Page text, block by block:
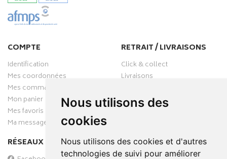
Nous utilisons des
cookies
Nous utilisons des cookies et d'autres
technologies de suivi pour améliorer
COMPTE
Identification
Mes coordonnées
Mes commandes
Mon panier
Mes favoris
Ma messagerie
RÉSEAUX SOCIAUX
RETRAIT / LIVRAISONS
Click & collect
Livraisons